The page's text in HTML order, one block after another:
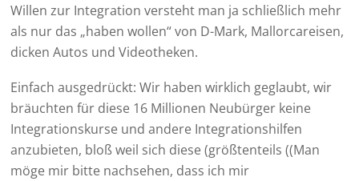
Willen zur Integration versteht man ja schließlich mehr
als nur das „haben wollen“ von D-Mark, Mallorcareisen,
dicken Autos und Videotheken.
Einfach ausgedrückt: Wir haben wirklich geglaubt, wir
bräuchten für diese 16 Millionen Neubürger keine
Integrationskurse und andere Integrationshilfen
anzubieten, bloß weil sich diese (größtenteils ((Man
möge mir bitte nachsehen, dass ich mir